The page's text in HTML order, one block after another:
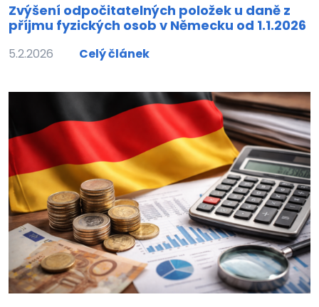
Zvýšení odpočitatelných položek u daně z
příjmu fyzických osob v Německu od 1.1.2026
5.2.2026 Celý článek